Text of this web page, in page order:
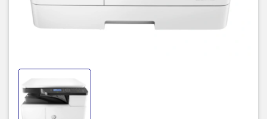
Thiết kế cho mọi doanh nghiệp
Máy in laser đen trắng HP
một góc trong văn phòng của bạn.